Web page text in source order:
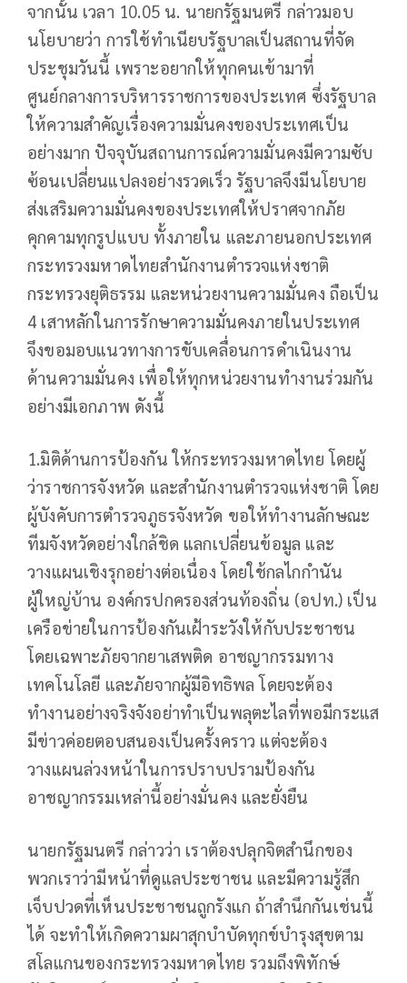
จากนั้น เวลา 10.05 น. นายกรัฐมนตรี กล่าวมอบ
นโยบายว่า การใช้ทำเนียบรัฐบาลเป็นสถานที่จัด
ประชุมวันนี้ เพราะอยากให้ทุกคนเข้ามาที่
ศูนย์กลางการบริหารราชการของประเทศ ซึ่งรัฐบาล
ให้ความสำคัญเรื่องความมั่นคงของประเทศเป็น
อย่างมาก ปัจจุบันสถานการณ์ความมั่นคงมีความซับ
ซ้อนเปลี่ยนแปลงอย่างรวดเร็ว รัฐบาลจึงมีนโยบาย
ส่งเสริมความมั่นคงของประเทศให้ปราศจากภัย
คุกคามทุกรูปแบบ ทั้งภายใน และภายนอกประเทศ
กระทรวงมหาดไทยสำนักงานตำรวจแห่งชาติ
กระทรวงยุติธรรม และหน่วยงานความมั่นคง ถือเป็น
4 เสาหลักในการรักษาความมั่นคงภายในประเทศ
จึงขอมอบแนวทางการขับเคลื่อนการดำเนินงาน
ด้านความมั่นคง เพื่อให้ทุกหน่วยงานทำงานร่วมกัน
อย่างมีเอกภาพ ดังนี้
1.มิติด้านการป้องกัน ให้กระทรวงมหาดไทย โดยผู้
ว่าราชการจังหวัด และสำนักงานตำรวจแห่งชาติ โดย
ผู้บังคับการตำรวจภูธรจังหวัด ขอให้ทำงานลักษณะ
ทีมจังหวัดอย่างใกล้ชิด แลกเปลี่ยนข้อมูล และ
วางแผนเชิงรุกอย่างต่อเนื่อง โดยใช้กลไกกำนัน
ผู้ใหญ่บ้าน องค์กรปกครองส่วนท้องถิ่น (อปท.) เป็น
เครือข่ายในการป้องกันเฝ้าระวังให้กับประชาชน
โดยเฉพาะภัยจากยาเสพติด อาชญากรรมทาง
เทคโนโลยี และภัยจากผู้มีอิทธิพล โดยจะต้อง
ทำงานอย่างจริงจังอย่าทำเป็นพลุตะไลที่พอมีกระแส
มีข่าวค่อยตอบสนองเป็นครั้งคราว แต่จะต้อง
วางแผนล่วงหน้าในการปราบปรามป้องกัน
อาชญากรรมเหล่านี้อย่างมั่นคง และยั่งยืน
นายกรัฐมนตรี กล่าวว่า เราต้องปลุกจิตสำนึกของ
พวกเราว่ามีหน้าที่ดูแลประชาชน และมีความรู้สึก
เจ็บปวดที่เห็นประชาชนถูกรังแก ถ้าสำนึกกันเช่นนี้
ได้ จะทำให้เกิดความผาสุกบำบัดทุกข์บำรุงสุขตาม
สโลแกนของกระทรวงมหาดไทย รวมถึงพิทักษ์